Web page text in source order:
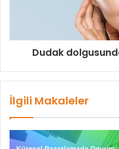
Dudak
İlgili Makaleler